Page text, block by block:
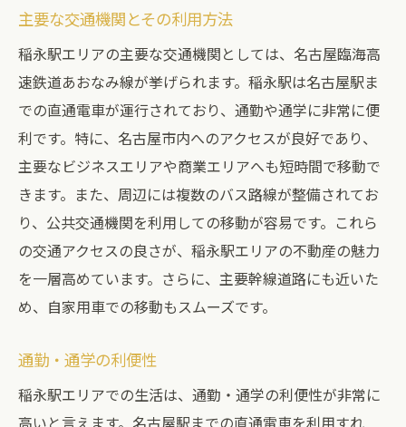
主要な交通機関とその利用方法
稲永駅エリアの主要な交通機関としては、名古屋臨海高
速鉄道あおなみ線が挙げられます。稲永駅は名古屋駅ま
での直通電車が運行されており、通勤や通学に非常に便
利です。特に、名古屋市内へのアクセスが良好であり、
主要なビジネスエリアや商業エリアへも短時間で移動で
きます。また、周辺には複数のバス路線が整備されてお
り、公共交通機関を利用しての移動が容易です。これら
の交通アクセスの良さが、稲永駅エリアの不動産の魅力
を一層高めています。さらに、主要幹線道路にも近いた
め、自家用車での移動もスムーズです。
通勤・通学の利便性
稲永駅エリアでの生活は、通勤・通学の利便性が非常に
高いと言えます。名古屋駅までの直通電車を利用すれ